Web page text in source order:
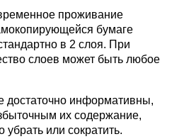
проживание
бумаге
в 2 слоя. При
слоев может быть любое
достаточно информативны,
их содержание,
или сократить.